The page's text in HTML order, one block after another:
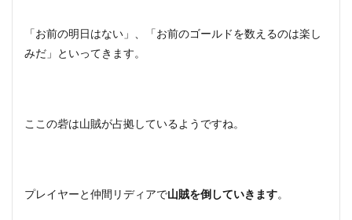
「お前の明日はない」、「お前のゴールドを数えるのは楽し
みだ」といってきます。
ここの砦は山賊が占拠しているようですね。
プレイヤーと仲間リディアで山賊を倒していきます。